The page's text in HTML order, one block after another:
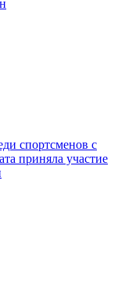
спортсменов с
приняла участие